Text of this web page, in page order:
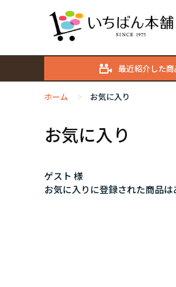
最近紹介した
ホーム お気に入り
お気に入り
ゲスト 様
お気に入りに登録された商品は